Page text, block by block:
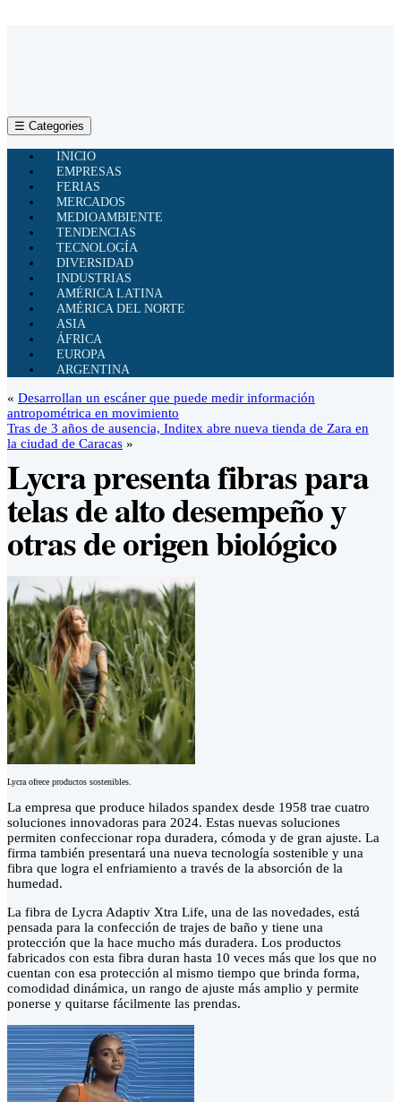
☰ Categories
INICIO
EMPRESAS
FERIAS
MERCADOS
MEDIOAMBIENTE
TENDENCIAS
TECNOLOGÍA
DIVERSIDAD
INDUSTRIAS
AMÉRICA LATINA
AMÉRICA DEL NORTE
ASIA
ÁFRICA
EUROPA
ARGENTINA
« Desarrollan un escáner que puede medir información
antropométrica en movimiento
Tras de 3 años de ausencia, Inditex abre nueva tienda de Zara en
la ciudad de Caracas »
Lycra presenta fibras para
telas de alto desempeño y
otras de origen biológico
Lycra ofrece productos sostenibles.
La empresa que produce hilados spandex desde 1958 trae cuatro
soluciones innovadoras para 2024. Estas nuevas soluciones
permiten confeccionar ropa duradera, cómoda y de gran ajuste. La
firma también presentará una nueva tecnología sostenible y una
fibra que logra el enfriamiento a través de la absorción de la
humedad.
La fibra de Lycra Adaptiv Xtra Life, una de las novedades, está
pensada para la confección de trajes de baño y tiene una
protección que la hace mucho más duradera. Los productos
fabricados con esta fibra duran hasta 10 veces más que los que no
cuentan con esa protección al mismo tiempo que brinda forma,
comodidad dinámica, un rango de ajuste más amplio y permite
ponerse y quitarse fácilmente las prendas.